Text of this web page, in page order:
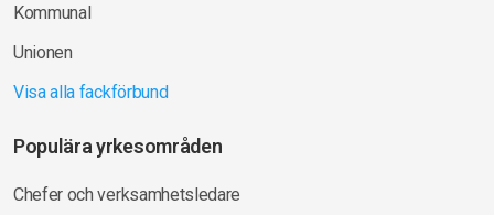
Kommunal
Unionen
Visa alla fackförbund
Populära yrkesområden
Chefer och verksamhetsledare